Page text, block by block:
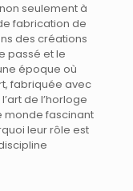
seulement à
fabrication de
des créations
passé et le
époque où
fabriquée avec
de l’horloge
monde fascinant
leur rôle est